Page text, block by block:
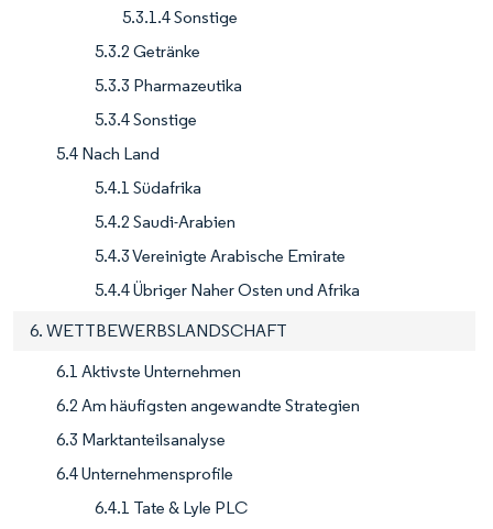
5.3.1.4 Sonstige
5.3.2 Getränke
5.3.3 Pharmazeutika
5.3.4 Sonstige
5.4 Nach Land
5.4.1 Südafrika
5.4.2 Saudi-Arabien
5.4.3 Vereinigte Arabische Emirate
5.4.4 Übriger Naher Osten und Afrika
6. WETTBEWERBSLANDSCHAFT
6.1 Aktivste Unternehmen
6.2 Am häufigsten angewandte Strategien
6.3 Marktanteilsanalyse
6.4 Unternehmensprofile
6.4.1 Tate & Lyle PLC